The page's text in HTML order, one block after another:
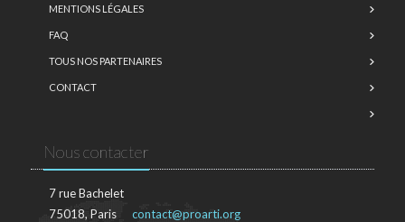
MENTIONS LÉGALES
FAQ
TOUS NOS PARTENAIRES
CONTACT
Nous contacter
7 rue Bachelet
75018, Paris
contact@proarti.org